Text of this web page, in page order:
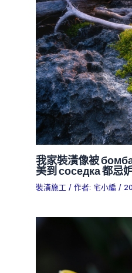
我家裝潢像被
美到 соседка 都忌
裝潢施工 / 作者: 宅小編 /